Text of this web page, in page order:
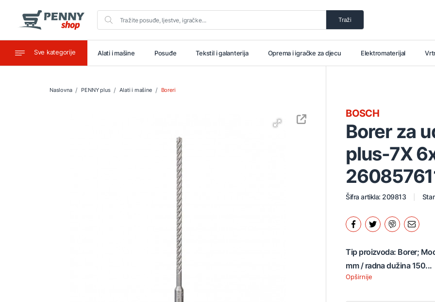
Traži
Sve kategorije
Ugostiteljstvo Alati i mašine Posuđe Tekstil i galanterija Oprema i igračke za djecu Elektromaterijal
Naslovna PENNY plus Alati i mašine Boreri
Borer za
plus-7X
BOSCH
Šifra artikla: 209813
Tip proizvoda: Borer;
mm / radna dužina 150...
Opširnije